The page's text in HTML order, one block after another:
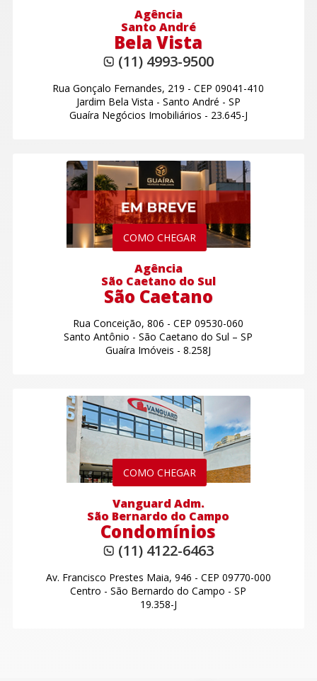
Agência
Santo André
Bela Vista
(11) 4993-9500
Rua Gonçalo Fernandes, 219 -CEP 09041-410
Jardim Bela Vista - Santo André - SP
Guaíra Negócios Imobiliários - 23.645-J
COMO CHEGAR
Agência
São Caetano do Sul
São Caetano
Rua Conceição, 806 -CEP 09530-060
Santo Antônio -São Caetano do Sul – SP
Guaíra Imóveis - 8.258J
COMO CHEGAR
Vanguard Adm.
São Bernardo do Campo
Condomínios
(11) 4122-6463
Av. Francisco Prestes Maia, 946 - CEP 09770-000
Centro -São Bernardo do Campo - SP
19.358-J